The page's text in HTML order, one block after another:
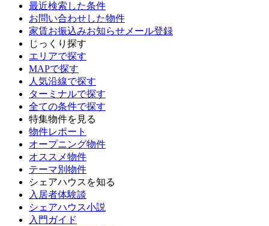
最近検索した条件
お問い合わせした物件
家賃お振込みお知らせメール登録
じっくり探す
エリアで探す
MAPで探す
人気沿線で探す
ターミナルで探す
全ての条件で探す
特集物件を見る
物件レポート
オープニング物件
オススメ物件
テーマ別物件
シェアハウスを知る
入居者体験談
シェアハウス小説
入門ガイド